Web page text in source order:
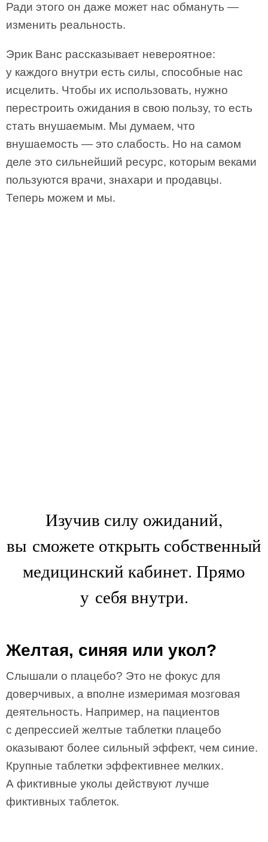
Ради этого он даже может нас обмануть —
изменить реальность.
Эрик Ванс рассказывает невероятное:
у каждого внутри есть силы, способные нас
исцелить. Чтобы их использовать, нужно
перестроить ожидания в свою пользу, то есть
стать внушаемым. Мы думаем, что
внушаемость — это слабость. Но на самом
деле это сильнейший ресурс, которым веками
пользуются врачи, знахари и продавцы.
Теперь можем и мы.
Изучив силу ожиданий,
вы сможете открыть собственный
медицинский кабинет. Прямо
у себя внутри.
Желтая, синяя или укол?
Слышали о плацебо? Это не фокус для
доверчивых, а вполне измеримая мозговая
деятельность. Например, на пациентов
с депрессией желтые таблетки плацебо
оказывают более сильный эффект, чем синие.
Крупные таблетки эффективнее мелких.
А фиктивные уколы действуют лучше
фиктивных таблеток.